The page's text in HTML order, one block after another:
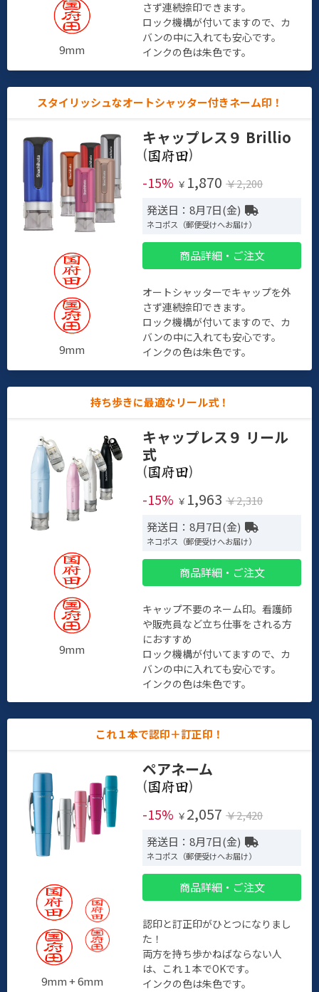
9mm
さず連続捺印できます。
ロック機構が付いてますので、カ
バンの中に入れても安心です。
インクの色は朱色です。
スタイリッシュなオートシャッター付きネーム印！
9mm
キャップレス９ Brillio
(
)
-15% ￥ 1,870 ￥2,200
発送日：8月7日(金)
ネコポス（郵便受けへお届け）
商品詳細・ご注文
オートシャッターでキャップを外
さず連続捺印できます。
ロック機構が付いてますので、カ
バンの中に入れても安心です。
インクの色は朱色です。
持ち歩きに最適なリール式！
9mm
キャップレス９ リール
式
(
)
-15% ￥ 1,963 ￥2,310
発送日：8月7日(金)
ネコポス（郵便受けへお届け）
商品詳細・ご注文
キャップ不要のネーム印。看護師
や販売員など立ち仕事をされる方
におすすめ
ロック機構が付いてますので、カ
バンの中に入れても安心です。
インクの色は朱色です。
これ１本で認印＋訂正印！
9mm + 6mm
ペアネーム
(
)
-15% ￥ 2,057 ￥2,420
発送日：8月7日(金)
ネコポス（郵便受けへお届け）
商品詳細・ご注文
認印と訂正印がひとつになりまし
た！
両方を持ち歩かねばならない人
は、これ１本でOKです。
インクの色は朱色です。